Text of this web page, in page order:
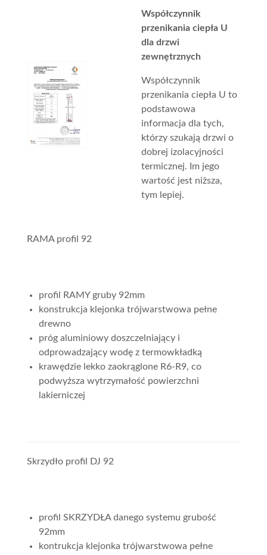
Współczynnik
przenikania ciepła U
dla drzwi
zewnętrznych
Współczynnik
przenikania ciepła U to
podstawowa
informacja dla tych,
którzy szukają drzwi o
dobrej izolacyjności
termicznej. Im jego
wartość jest niższa,
tym lepiej.
RAMA profil 92
profil RAMY gruby 92mm
konstrukcja klejonka trójwarstwowa pełne
drewno
próg aluminiowy doszczelniający i
odprowadzający wodę z termowkładką
krawędzie lekko zaokrąglone R6-R9, co
podwyższa wytrzymałość powierzchni
lakierniczej
Skrzydło profil DJ 92
profil SKRZYDŁA danego systemu grubość
92mm
kontrukcja klejonka trójwarstwowa pełne